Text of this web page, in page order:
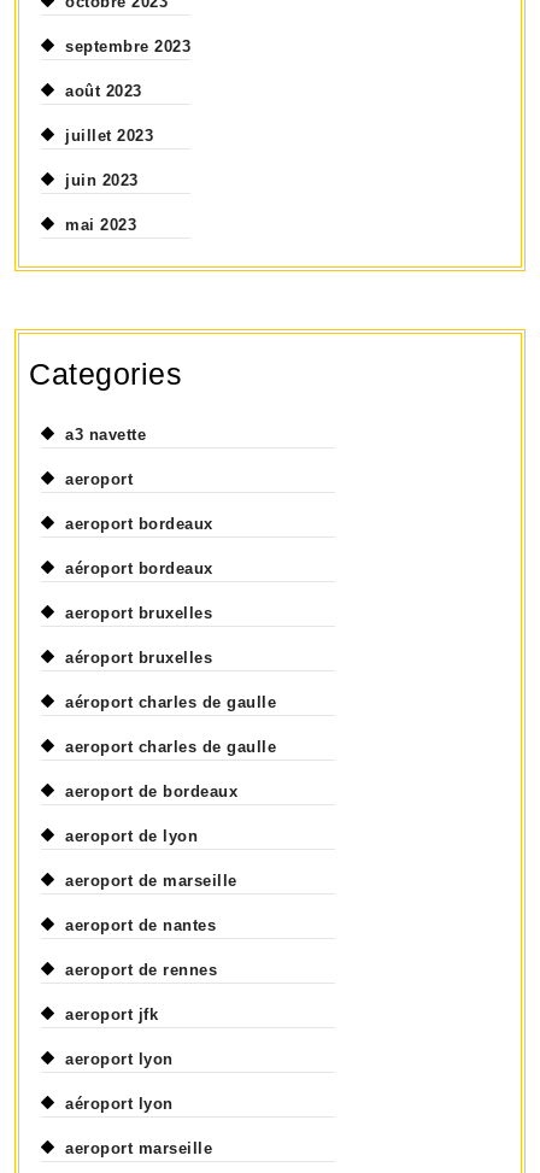
septembre 2023
août 2023
juillet 2023
juin 2023
mai 2023
Categories
a3 navette
aeroport
aeroport bordeaux
aéroport bordeaux
aeroport bruxelles
aéroport bruxelles
aéroport charles de gaulle
aeroport charles de gaulle
aeroport de bordeaux
aeroport de lyon
aeroport de marseille
aeroport de nantes
aeroport de rennes
aeroport jfk
aeroport lyon
aéroport lyon
aeroport marseille